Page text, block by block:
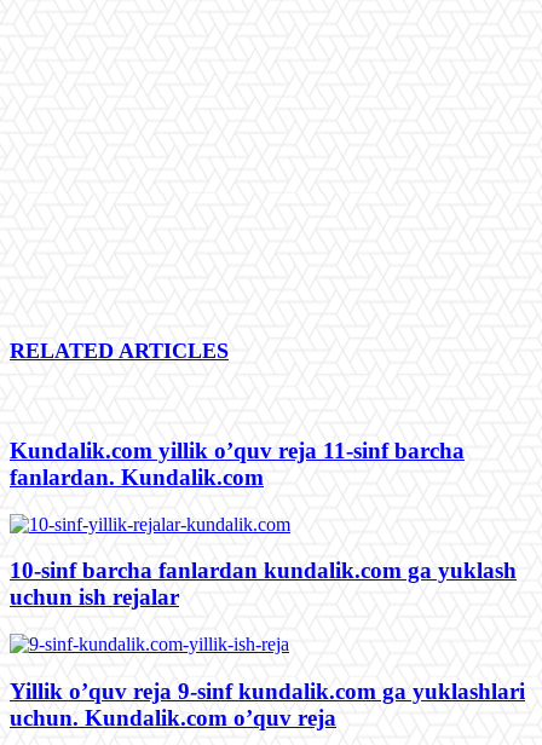
RELATED ARTICLES
Kundalik.com yillik o’quv reja 11-sinf barcha
fanlardan. Kundalik.com
10-sinf barcha fanlardan kundalik.com ga yuklash
uchun ish rejalar
Yillik o’quv reja 9-sinf kundalik.com ga yuklashlari
uchun. Kundalik.com o’quv reja